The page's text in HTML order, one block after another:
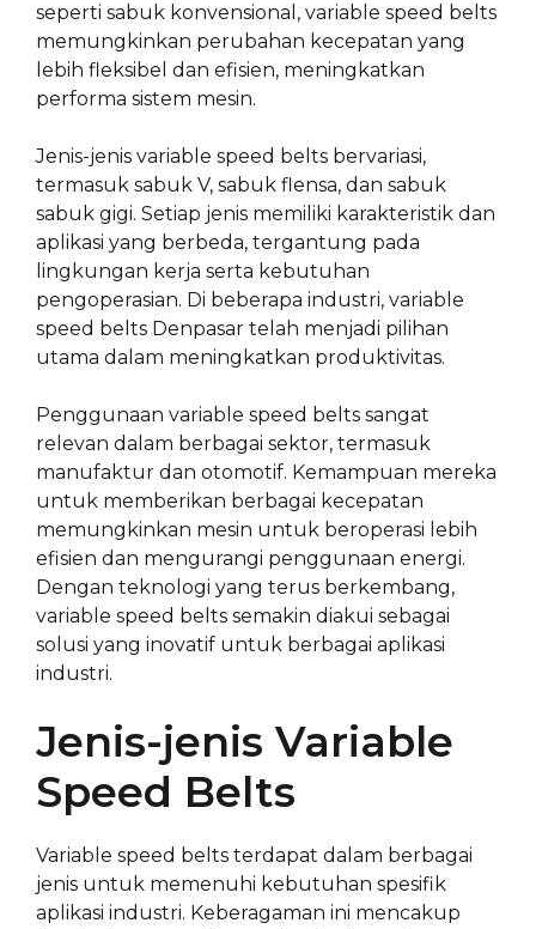
seperti sabuk konvensional, variable speed belts
memungkinkan perubahan kecepatan yang
lebih fleksibel dan efisien, meningkatkan
performa sistem mesin.
Jenis-jenis variable speed belts bervariasi,
termasuk sabuk V, sabuk flensa, dan sabuk
sabuk gigi. Setiap jenis memiliki karakteristik dan
aplikasi yang berbeda, tergantung pada
lingkungan kerja serta kebutuhan
pengoperasian. Di beberapa industri, variable
speed belts Denpasar telah menjadi pilihan
utama dalam meningkatkan produktivitas.
Penggunaan variable speed belts sangat
relevan dalam berbagai sektor, termasuk
manufaktur dan otomotif. Kemampuan mereka
untuk memberikan berbagai kecepatan
memungkinkan mesin untuk beroperasi lebih
efisien dan mengurangi penggunaan energi.
Dengan teknologi yang terus berkembang,
variable speed belts semakin diakui sebagai
solusi yang inovatif untuk berbagai aplikasi
industri.
Jenis-jenis Variable
Speed Belts
Variable speed belts terdapat dalam berbagai
jenis untuk memenuhi kebutuhan spesifik
aplikasi industri. Keberagaman ini mencakup